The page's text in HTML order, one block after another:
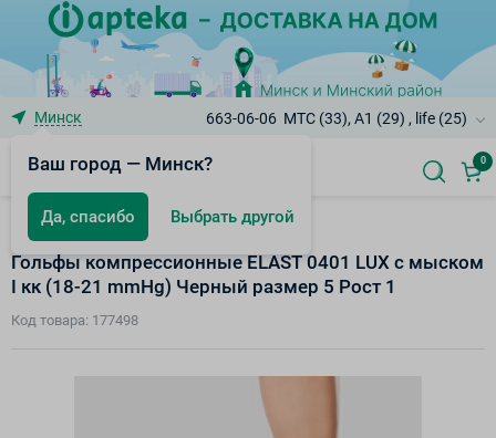
Минск
Ваш город — Минск?
Да, спасибо Выбрать другой
663-06-06 МТС (33), A1 (29) , life (25)
0
Компрессионные изделия
Гольфы компрессионные ELAST 0401 LUX с мыском
I кк (18-21 mmHg) Черный размер 5 Рост 1
Код товара: 177498